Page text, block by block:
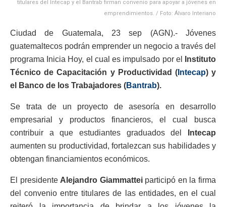
titulares del Intecap y el Bantrab firman convenio para apoyar a jóvenes en
emprendimientos. / Foto: Álvaro Interiano
Ciudad de Guatemala, 23 sep (AGN).- Jóvenes
guatemaltecos podrán emprender un negocio a través del
programa Inicia Hoy, el cual es impulsado por el
Instituto
Técnico de Capacitación y Productividad (Intecap) y
el Banco de los Trabajadores (Bantrab).
Se trata de un proyecto de asesoría en desarrollo
empresarial y productos financieros, el cual busca
contribuir a que estudiantes graduados del
Intecap
aumenten su productividad, fortalezcan sus habilidades y
obtengan financiamientos económicos.
El presidente Alejandro Giammatteiparticipó en la firma
del convenio entre titulares de las entidades, en el cual